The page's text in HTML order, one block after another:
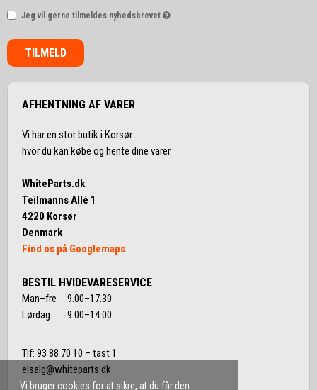
Vi bruger cookies for at sikre, at du får den
Jeg vil gerne tilmeldes nyhedsbrevet
TILMELD
AFHENTNING AF VARER
Vi har en stor butik i Korsør
hvor du kan købe og hente dine varer.
WhiteParts.dk
Teilmanns Allé 1
4220 Korsør
Denmark
Find os på Googlemaps
BESTIL HVIDEVARESERVICE
Man–fre 9.00–17.30
Lørdag 9.00–14.00
Tlf: 93 88 70 10 – tast 1
elsalg@whiteparts.dk